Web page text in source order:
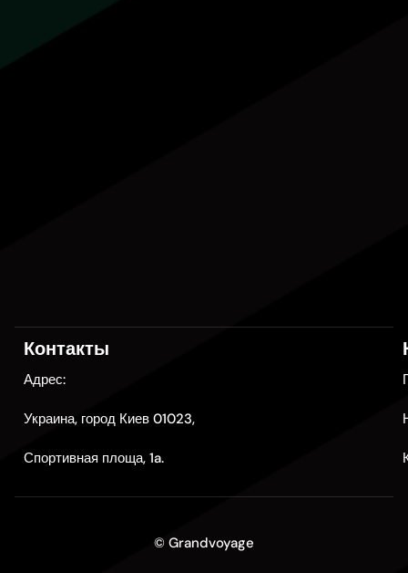
Контакты
Адрес:
Украина, город Киев 01023,
Спортивная площа, 1a.
© Grandvoyage